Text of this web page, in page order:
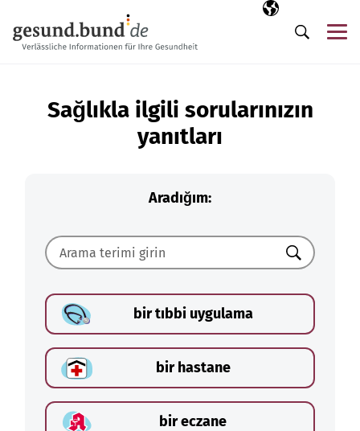
Seçili dil
TR
Arama
Sağlıkla ilgili sorularınızın
yanıtları
Aradığım:
Ara
bir tıbbi uygulama
bir hastane
bir eczane